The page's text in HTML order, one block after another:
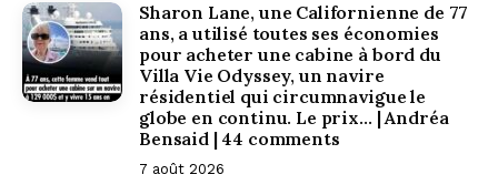
Sharon Lane, une Californienne de 77
ans, a utilisé toutes ses économies
pour acheter une cabine à bord du
Villa Vie Odyssey, un navire
résidentiel qui circumnavigue le
globe en continu. Le prix… | Andréa
Bensaid | 44 comments
7 août 2026